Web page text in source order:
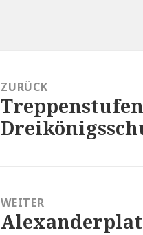
ZURÜCK
Vorheriger
Beitrag:
WEITER
Nächster